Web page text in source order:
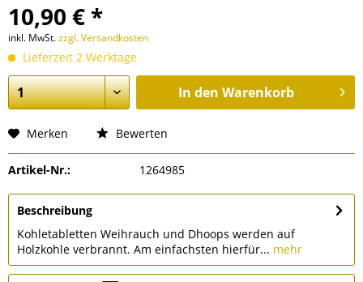
10,90 € *
inkl. MwSt.zzgl. Versandkosten
Lieferzeit 2 Werktage
In den Warenkorb
Merken Bewerten
Artikel-Nr.: 1264985
Beschreibung
Kohletabletten Weihrauch und Dhoops werden auf
Holzkohle verbrannt. Am einfachsten hierfür... mehr